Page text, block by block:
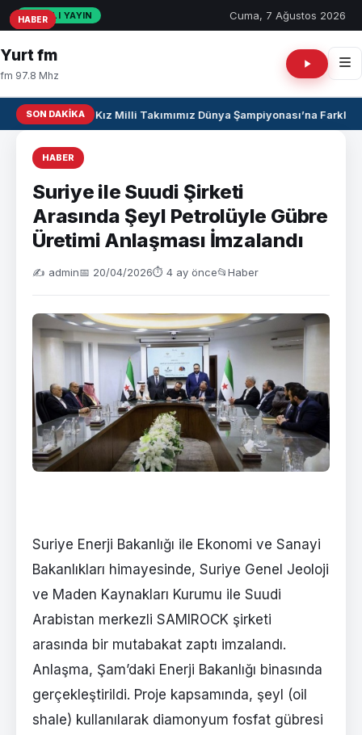
CANLI YAYIN Cuma, 7 Ağustos 2026
Yurt fm
fm 97.8 Mhz
SON DAKIKAU17 Kız Milli Takımımız Dünya Şampiyonası’na Farklı
HABER
Suriye ile Suudi Şirketi
Arasında Şeyl Petrolüyle Gübre
Üretimi Anlaşması İmzalandı
✍️ admin📅 20/04/2026⏱ 4 ay önce📂Haber
Suriye Enerji Bakanlığı ile Ekonomi ve Sanayi
Bakanlıkları himayesinde, Suriye Genel Jeoloji
ve Maden Kaynakları Kurumu ile Suudi
Arabistan merkezli SAMIROCK şirketi
arasında bir mutabakat zaptı imzalandı.
Anlaşma, Şam’daki Enerji Bakanlığı binasında
gerçekleştirildi. Proje kapsamında, şeyl (oil
shale) kullanılarak diamonyum fosfat gübresi
HABER
HABER
HABER